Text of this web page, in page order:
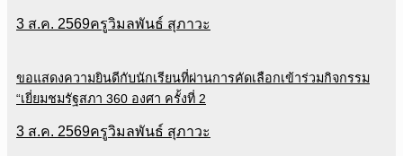
3 ส.ค. 2569ครูวิมลพันธ์ สุภาวะ
ขอแสดงความยินดีกับนักเรียนที่ผ่านการคัดเลือกเข้าร่วมกิจกรรม
“เยี่ยมชมรัฐสภา 360 องศา ครั้งที่ 2
3 ส.ค. 2569ครูวิมลพันธ์ สุภาวะ